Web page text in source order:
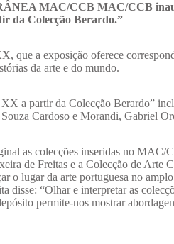
MAC/CCB MAC/CCB
da Colecção Berardo.”
que a exposição oferece
da arte e do mundo.
a partir da Colecção Berardo”
Cardoso e Morandi, Gabriel
as colecções inseridas no
de Freitas e a Colecção de Arte
o lugar da arte portuguesa no
disse: “Olhar e interpretar as
permite-nos mostrar